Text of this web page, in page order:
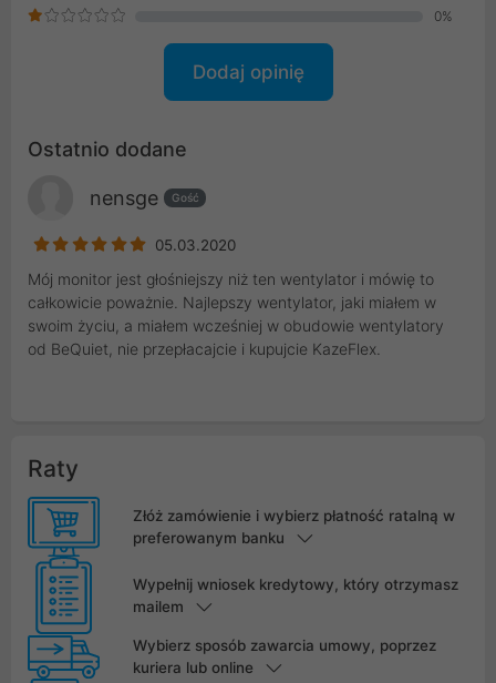
0%
Dodaj opinię
Ostatnio dodane
nensge Gość
05.03.2020
Mój monitor jest głośniejszy niż ten wentylator i mówię to
całkowicie poważnie. Najlepszy wentylator, jaki miałem w
swoim życiu, a miałem wcześniej w obudowie wentylatory
od BeQuiet, nie przepłacajcie i kupujcie KazeFlex.
Raty
Złóż zamówienie i wybierz płatność ratalną w
preferowanym banku
Wypełnij wniosek kredytowy, który otrzymasz
mailem
Wybierz sposób zawarcia umowy, poprzez
kuriera lub online